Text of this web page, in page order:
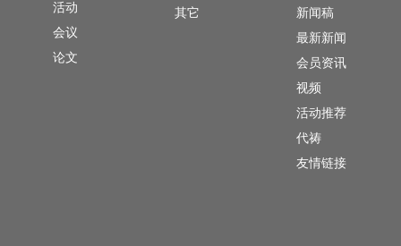
活动
会议
论文
其它
新闻稿
最新新闻
会员资讯
视频
活动推荐
代祷
友情链接